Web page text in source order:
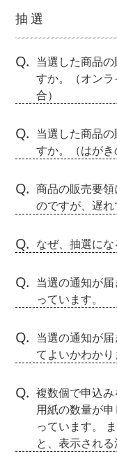
抽選
Q. 当選した商品
すか。（オン
合）
Q. 当選した商品
すか。（はがき
Q. 商品の販売要
のですが、遅れ
Q. なぜ、抽選にな
Q. 当選の通知が
っています。
Q. 当選の通知が
てよいかわかり
Q. 複数個で申込
用紙の数量が
っています。
と、表示される